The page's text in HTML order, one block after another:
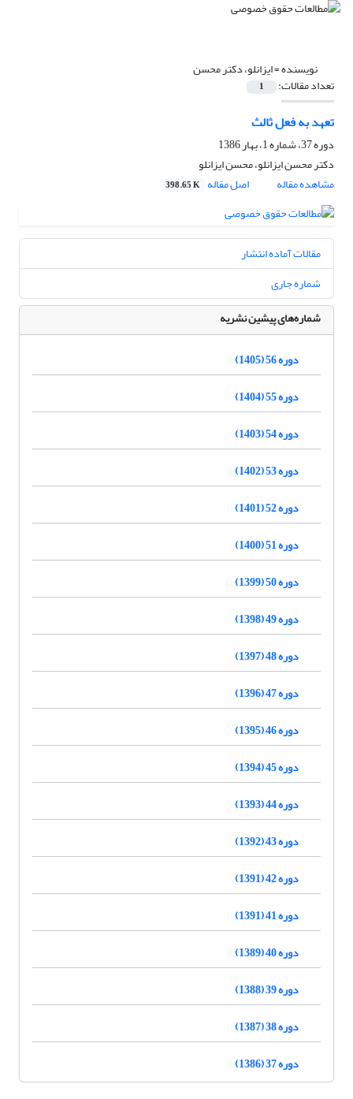
نویسنده =ایزانلو، دکتر محسن
تعداد مقالات: 1
تعهد به فعل ثالث
دوره 37، شماره 1، بهار 1386
دکتر محسن ایزانلو، محسن ایزانلو
مشاهده مقاله
اصل مقاله 398.65 K
مقالات آماده انتشار
شماره جاری
شماره‌های پیشین نشریه
دوره 56 (1405)
دوره 55 (1404)
دوره 54 (1403)
دوره 53 (1402)
دوره 52 (1401)
دوره 51 (1400)
دوره 50 (1399)
دوره 49 (1398)
دوره 48 (1397)
دوره 47 (1396)
دوره 46 (1395)
دوره 45 (1394)
دوره 44 (1393)
دوره 43 (1392)
دوره 42 (1391)
دوره 41 (1391)
دوره 40 (1389)
دوره 39 (1388)
دوره 38 (1387)
دوره 37 (1386)